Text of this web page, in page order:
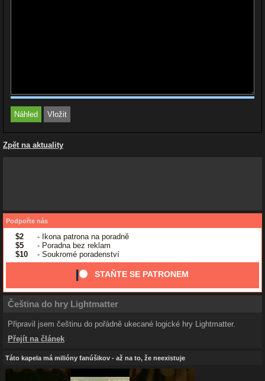
Zpět na aktuality
Podpořte nás
$2
- Ikona patrona na poradně
$5
- Poradna bez reklam
$10
- Soukromé poradenství
STAŇTE SE PATRONEM
Čeština do hry Lightmatter
Připravil jsem češtinu do pořádně ukecané logické hry Lightmatter.
Přejít na článek
Táto kapela má milióny fanúšikov - až na to, že neexistuje